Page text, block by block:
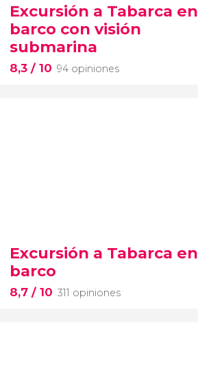
Excursión a Tabarca en
barco con visión
submarina
8,3 / 10 94 opiniones
Excursión a Tabarca en
barco
8,7 / 10 311 opiniones